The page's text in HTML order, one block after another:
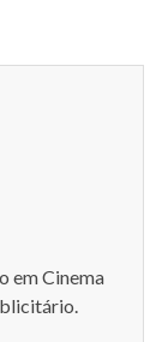
em Cinema